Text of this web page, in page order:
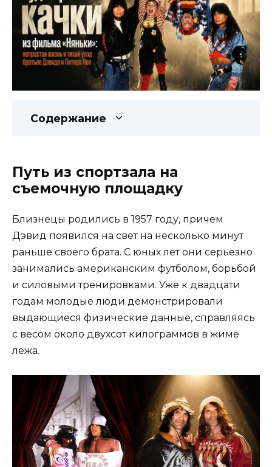
Содержание
Путь из спортзала на
съемочную площадку
Близнецы родились в 1957 году, причем
Дэвид появился на свет на несколько минут
раньше своего брата. С юных лет они серьезно
занимались американским футболом, борьбой
и силовыми тренировками. Уже к двадцати
годам молодые люди демонстрировали
выдающиеся физические данные, справляясь
с весом около двухсот килограммов в жиме
лежа.